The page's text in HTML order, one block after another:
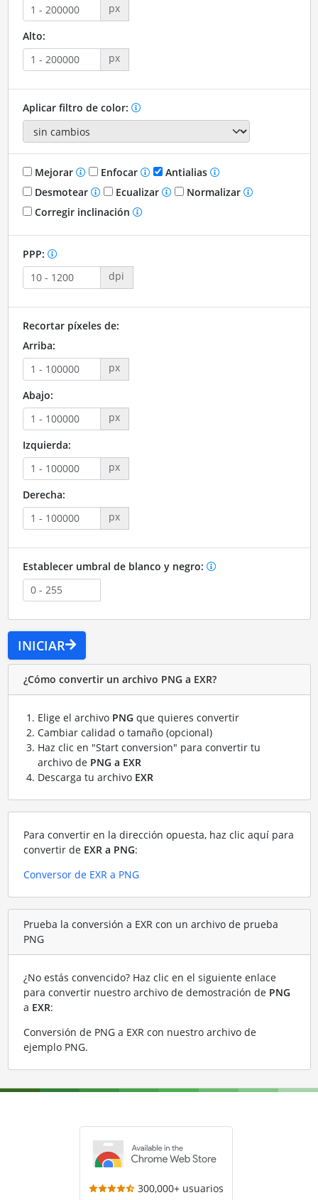
px
Alto:
px
Aplicar filtro de color:
Mejorar Enfocar
Antialias
Desmotear
Ecualizar
Normalizar
Corregir inclinación
PPP:
dpi
Recortar píxeles de:
Arriba:
px
Abajo:
px
Izquierda:
px
Derecha:
px
Establecer umbral de blanco y negro:
INICIAR
¿Cómo convertir un archivo PNG a EXR?
Elige el archivo PNG que quieres convertir
Cambiar calidad o tamaño (opcional)
Haz clic en "Start conversion" para convertir tu
archivo de PNG a EXR
Descarga tu archivo EXR
Para convertir en la dirección opuesta, haz clic aquí para
convertir de EXR a PNG:
Conversor de EXR a PNG
Prueba la conversión a EXR con un archivo de prueba
PNG
¿No estás convencido? Haz clic en el siguiente enlace
para convertir nuestro archivo de demostración de PNG
a EXR:
Conversión de PNG a EXR con nuestro archivo de
ejemplo PNG.
300,000+ usuarios